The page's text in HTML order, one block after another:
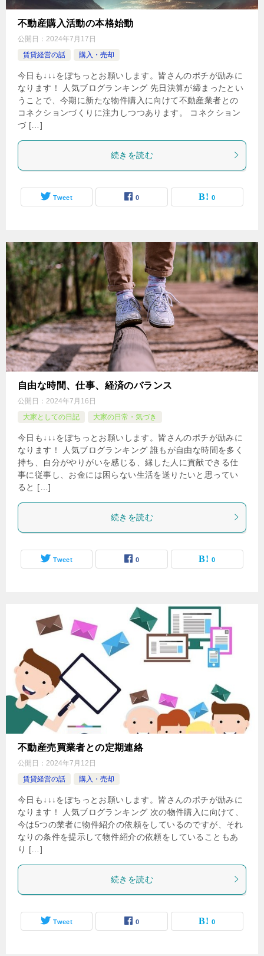
不動産購入活動の本格始動
公開日： 2024年7月17日
賃貸経営の話
購入・売却
今日も↓↓↓をぽちっとお願いします。皆さんのポチが励みに
なります！ 人気ブログランキング 先日決算が締まったとい
うことで、今期に新たな物件購入に向けて不動産業者との
コネクションづくりに注力しつつあります。 コネクション
づ […]
続きを読む
Tweet 0 0
自由な時間、仕事、経済のバランス
公開日： 2024年7月16日
大家としての日記
大家の日常・気づき
今日も↓↓↓をぽちっとお願いします。皆さんのポチが励みに
なります！ 人気ブログランキング 誰もが自由な時間を多く
持ち、自分がやりがいを感じる、縁した人に貢献できる仕
事に従事し、お金には困らない生活を送りたいと思ってい
ると […]
続きを読む
Tweet 0 0
不動産売買業者との定期連絡
公開日： 2024年7月12日
賃貸経営の話
購入・売却
今日も↓↓↓をぽちっとお願いします。皆さんのポチが励みに
なります！ 人気ブログランキング 次の物件購入に向けて、
今は5つの業者に物件紹介の依頼をしているのですが、それ
なりの条件を提示して物件紹介の依頼をしていることもあ
り […]
続きを読む
Tweet 0 0